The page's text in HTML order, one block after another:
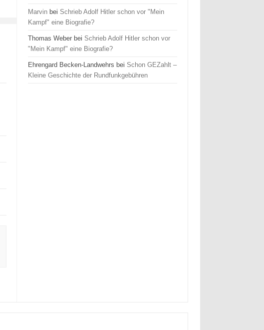
Marvin bei Schrieb Adolf Hitler schon vor "Mein
Kampf" eine Biografie?
Thomas Weber bei Schrieb Adolf Hitler schon vor
"Mein Kampf" eine Biografie?
Ehrengard Becken-Landwehrs bei Schon GEZahlt –
Kleine Geschichte der Rundfunkgebühren